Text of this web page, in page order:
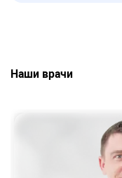
Наши врачи